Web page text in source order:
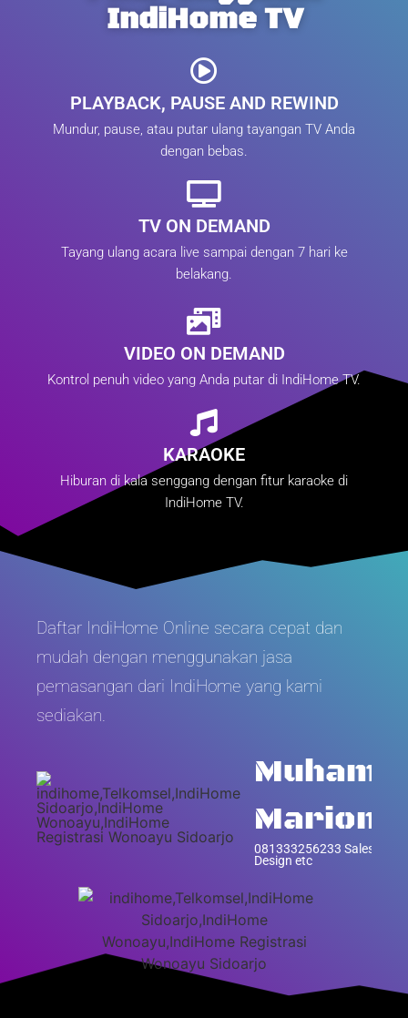
IndiHome TV
PLAYBACK, PAUSE AND REWIND
Mundur, pause, atau putar ulang tayangan TV Anda
dengan bebas.
TV ON DEMAND
Tayang ulang acara live sampai dengan 7 hari ke
belakang.
VIDEO ON DEMAND
Kontrol penuh video yang Anda putar di IndiHome TV.
KARAOKE
Hiburan di kala senggang dengan fitur karaoke di
IndiHome TV.
Daftar IndiHome Online secara cepat dan
mudah dengan menggunakan jasa
pemasangan dari IndiHome yang kami
sediakan.
Marion
081333256233 Sales
Design etc